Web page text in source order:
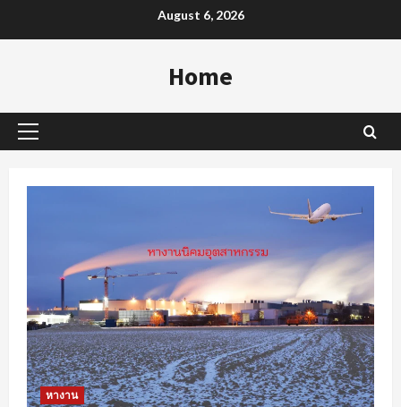
to
August 6, 2026
Home
Primary
หางาน